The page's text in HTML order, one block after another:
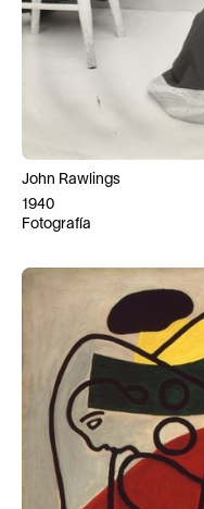
John Rawlings
1940
Fotografía